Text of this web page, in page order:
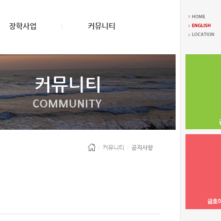
장학사업 커뮤니티
커뮤니티
COMMUNITY
커뮤니티 공지사항